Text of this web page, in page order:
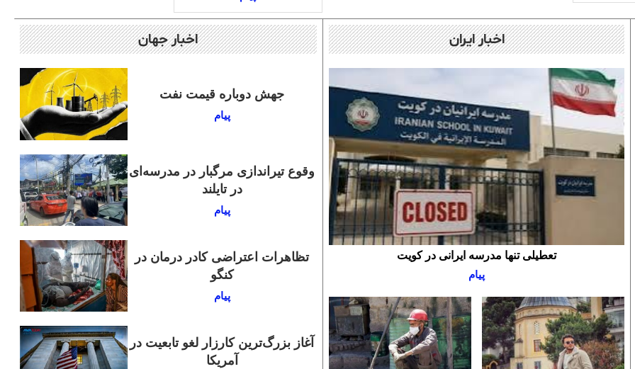
اخبار ایران
تعطیلی تنها مدرسه ایرانی در کویت
پیام
اخبار جهان
جهش دوباره قیمت نفت
پیام
وقوع تیراندازی مرگبار در مدرسه‌ای
در تایلند
پیام
تظاهرات اعتراضی کادر درمان در
کنگو
پیام
آغاز بزرگ‌ترین کارزار لغو تابعیت در
آمریکا